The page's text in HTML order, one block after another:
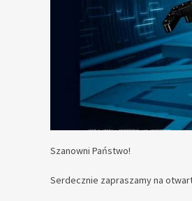
Szanowni Państwo!
Serdecznie zapraszamy na